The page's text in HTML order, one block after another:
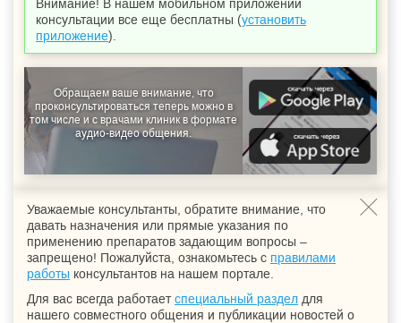
Внимание! В нашем мобильном приложении
консультации все еще бесплатны (установить
приложение).
Обращаем ваше внимание, что
проконсультироваться теперь можно в
том числе и с врачами клиник в формате
аудио-видео общения.
Уважаемые консультанты, обратите внимание, что
давать назначения или прямые указания по
применению препаратов задающим вопросы –
запрещено! Пожалуйста, ознакомьтесь с правилами
работы консультантов на нашем портале.
Для вас всегда работаетспециальный раздел для
нашего совместного общения и публикации новостей о